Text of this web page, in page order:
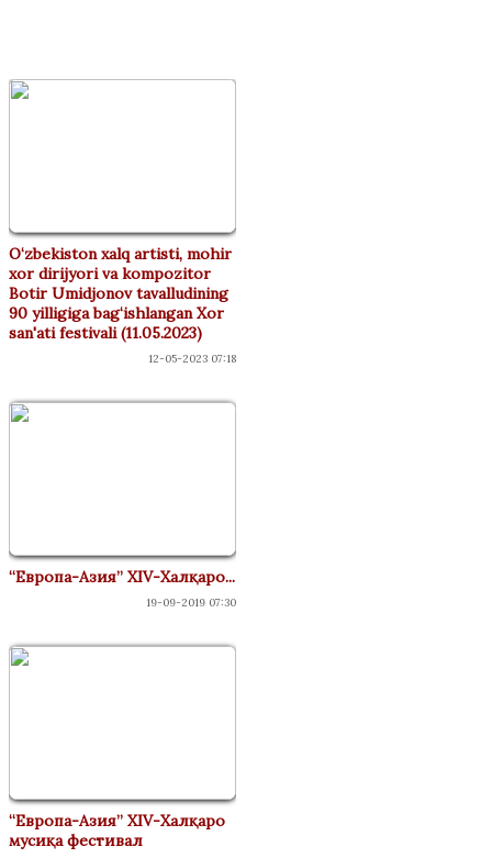
O‘zbekiston xalq artisti, mohir
xor dirijyori va kompozitor
Botir Umidjonov tavalludining
90 yilligiga bag‘ishlangan Xor
san'ati festivali (11.05.2023)
12-05-2023 07:18
“Европа-Азия” XIV-Халқаро...
19-09-2019 07:30
“Европа-Азия” XIV-Халқаро
мусиқа фестивал